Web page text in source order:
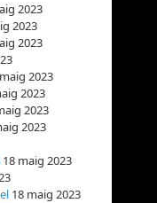
2023
2023
2023
2023
2023
2023
2023
18 maig 2023
18 maig 2023